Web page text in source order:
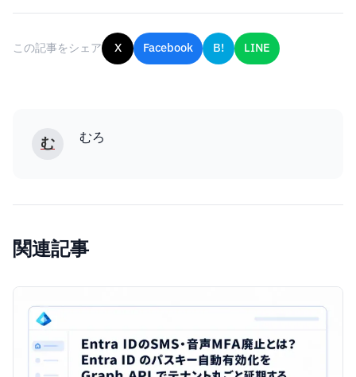
この記事をシェア X Facebook B! LINE
む むろ
関連記事